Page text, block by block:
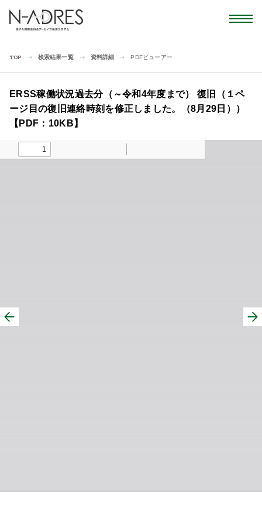
TOP 検索結果一覧 資料詳細 PDFビューアー
ERSS稼働状況過去分（～令和4年度まで） 復旧（１ペ
ージ目の復旧連絡時刻を修正しました。（8月29日））
【PDF：10KB】